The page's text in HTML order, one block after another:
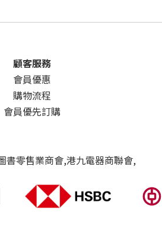
顧客服務
會員優惠
購物流程
會員優先訂購